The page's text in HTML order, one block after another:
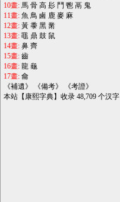
10畫: 馬 骨 高 髟 鬥 鬯 鬲 鬼
11畫: 魚 鳥 鹵 鹿 麥 麻
12畫: 黃 黍 黑 黹
13畫: 黽 鼎 鼓 鼠
14畫: 鼻 齊
15畫: 齒
16畫: 龍 龜
17畫: 龠
《補遺》 《備考》 《考證》
本站【康熙字典】收录 48,709 个汉字